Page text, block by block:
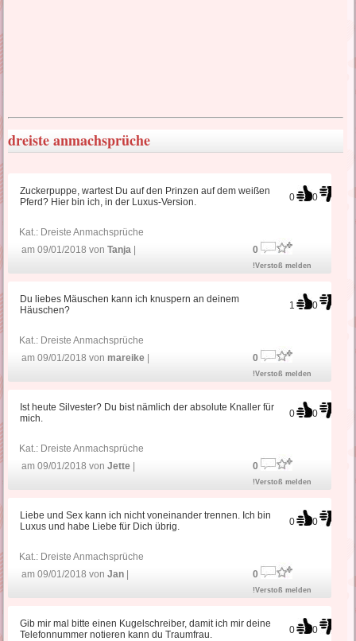
dreiste anmachsprüche
0 0
Zuckerpuppe, wartest Du auf den Prinzen auf dem weißen
Pferd? Hier bin ich, in der Luxus-Version.
Kat.: Dreiste Anmachsprüche
am 09/01/2018 vonTanja 0
!Verstoß melden
1 0
Du liebes Mäuschen kann ich knuspern an deinem
Häuschen?
Kat.: Dreiste Anmachsprüche
am 09/01/2018 vonmareike 0
!Verstoß melden
0 0
Ist heute Silvester? Du bist nämlich der absolute Knaller für
mich.
Kat.: Dreiste Anmachsprüche
am 09/01/2018 vonJette 0
!Verstoß melden
0 0
Liebe und Sex kann ich nicht voneinander trennen. Ich bin
Luxus und habe Liebe für Dich übrig.
Kat.: Dreiste Anmachsprüche
am 09/01/2018 vonJan 0
!Verstoß melden
0 0
Gib mir mal bitte einen Kugelschreiber, damit ich mir deine
Telefonnummer notieren kann du Traumfrau.